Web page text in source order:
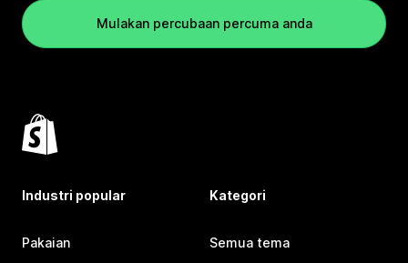
Mulakan percubaan percuma anda
Industri popular
Pakaian
Kategori
Semua tema